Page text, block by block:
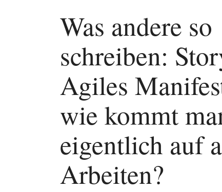
Was andere so
schreiben:
Agiles
wie kommt
eigentlich auf
Arbeiten?